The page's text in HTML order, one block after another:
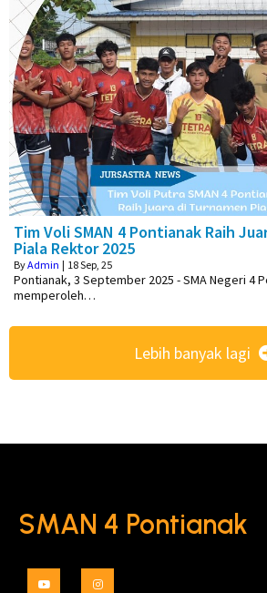
Tim Voli SMAN 4 Pontianak Raih
Piala Rektor 2025
ByAdmin | 18Sep, 25
Pontianak, 3 September 2025 - SMA Negeri 4
memperoleh…
Lebih banyak lagi
SMAN 4 Pontianak